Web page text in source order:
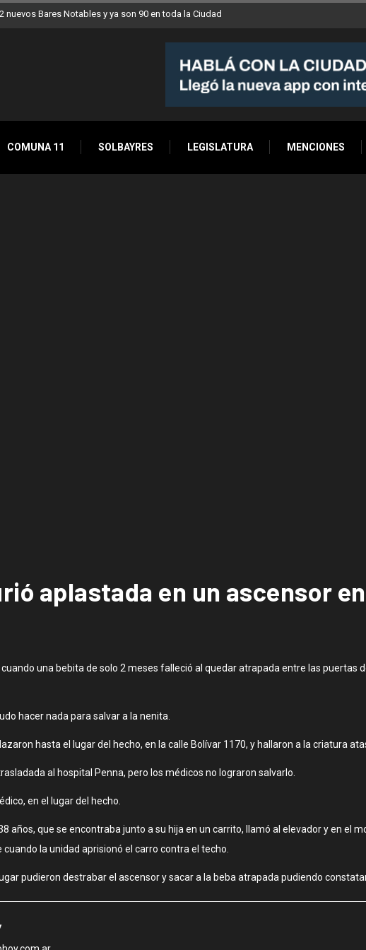
nuevos Bares Notables y ya son 90 en toda la Ciudad
COMUNA 11 SOLBAYRES LEGISLATURA MENCIONES
aplastada en un ascensor
una bebita de solo 2 meses falleció al quedar atrapada entre las puertas
hacer nada para salvar a la nenita.
hasta el lugar del hecho, en la calle Bolívar 1170, y hallaron a la criatura
al hospital Penna, pero los médicos no lograron salvarlo.
en el lugar del hecho.
años, que se encontraba junto a su hija en un carrito, llamó al elevador y en el
la unidad aprisionó el carro contra el techo.
pudieron destrabar el ascensor y sacar a la beba atrapada pudiendo